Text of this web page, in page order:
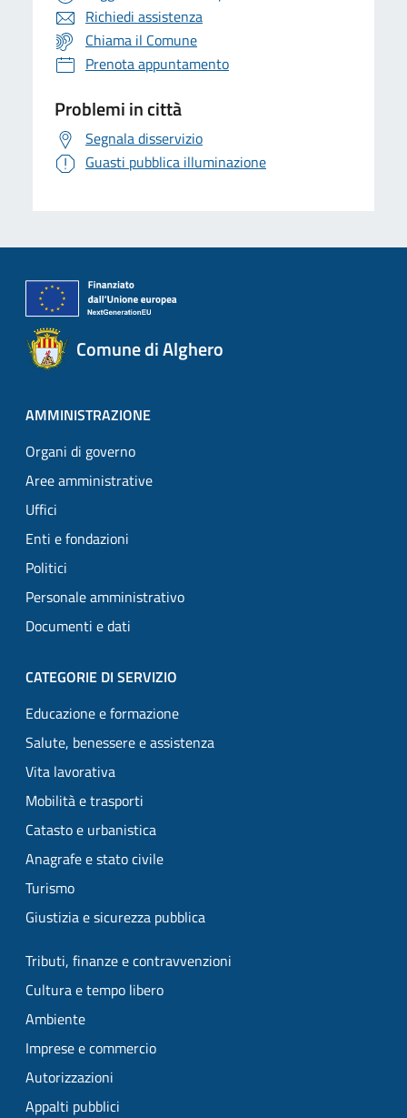
Richiedi assistenza
Chiama il Comune
Prenota appuntamento
Problemi in città
Segnala disservizio
Guasti pubblica illuminazione
Comune di Alghero
AMMINISTRAZIONE
Organi di governo
Aree amministrative
Uffici
Enti e fondazioni
Politici
Personale amministrativo
Documenti e dati
CATEGORIE DI SERVIZIO
Educazione e formazione
Salute, benessere e assistenza
Vita lavorativa
Mobilità e trasporti
Catasto e urbanistica
Anagrafe e stato civile
Turismo
Giustizia e sicurezza pubblica
Tributi, finanze e contravvenzioni
Cultura e tempo libero
Ambiente
Imprese e commercio
Autorizzazioni
Appalti pubblici